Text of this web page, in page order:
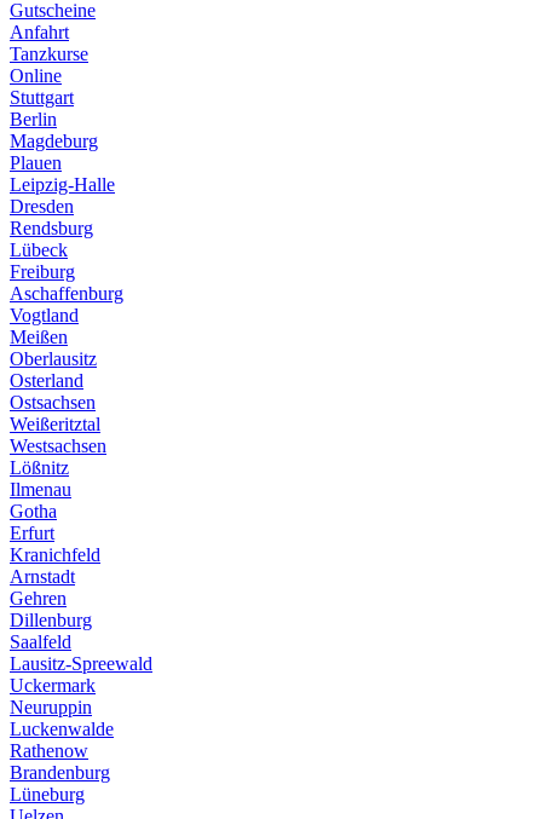
Gutscheine
Anfahrt
Tanzkurse
Online
Stuttgart
Berlin
Magdeburg
Plauen
Leipzig-Halle
Dresden
Rendsburg
Lübeck
Freiburg
Aschaffenburg
Vogtland
Meißen
Oberlausitz
Osterland
Ostsachsen
Weißeritztal
Westsachsen
Lößnitz
Ilmenau
Gotha
Erfurt
Kranichfeld
Arnstadt
Gehren
Dillenburg
Saalfeld
Lausitz-Spreewald
Uckermark
Neuruppin
Luckenwalde
Rathenow
Brandenburg
Lüneburg